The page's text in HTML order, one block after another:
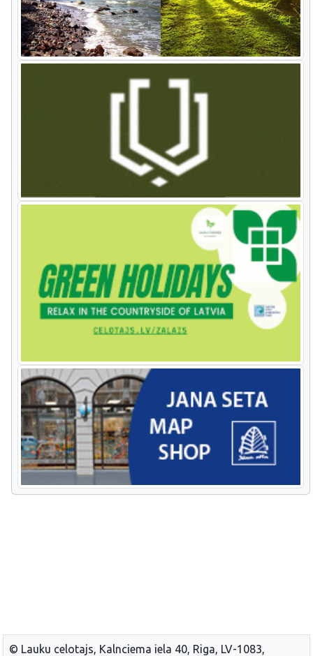
© Lauku celotajs, Kalnciema iela 40, Riga, LV-1083,